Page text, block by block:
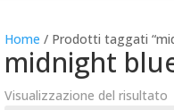
Home / Prodotti taggati
midnight
Visualizzazione del risultato